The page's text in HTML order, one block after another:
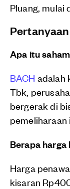
Pluang, mulai
Apa itu
BACH adalah
Tbk,
bergerak di
Berapa harga
Harga
kisaran